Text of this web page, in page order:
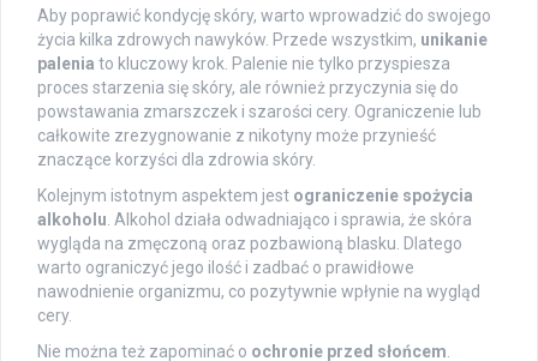
Aby poprawić kondycję skóry, warto wprowadzić do swojego
życia kilka zdrowych nawyków. Przede wszystkim, unikanie
palenia to kluczowy krok. Palenie nie tylko przyspiesza
proces starzenia się skóry, ale również przyczynia się do
powstawania zmarszczek i szarości cery. Ograniczenie lub
całkowite zrezygnowanie z nikotyny może przynieść
znaczące korzyści dla zdrowia skóry.
Kolejnym istotnym aspektem jest ograniczenie spożycia
alkoholu . Alkohol działa odwadniająco i sprawia, że skóra
wygląda na zmęczoną oraz pozbawioną blasku. Dlatego
warto ograniczyć jego ilość i zadbać o prawidłowe
nawodnienie organizmu, co pozytywnie wpłynie na wygląd
cery.
Nie można też zapominać o ochronie przed słońcem